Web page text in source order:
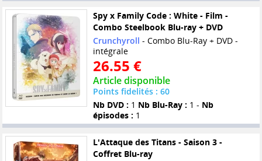
Spy x Family Code : White - Film -
Combo Steelbook Blu-ray + DVD
Crunchyroll - Combo Blu-Ray + DVD -
intégrale
26.55 €
Article disponible
Points fidelités : 60
Nb DVD : 1 Nb Blu-Ray : 1 - Nb
épisodes : 1
L'Attaque des Titans - Saison 3 -
Coffret Blu-ray